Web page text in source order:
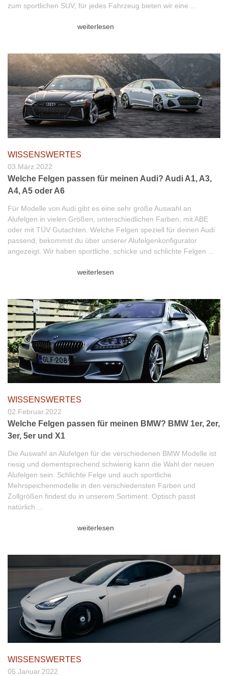
zum sportlichen SUV, für jedes Fahrzeug bieten wir eine ...
weiterlesen
WISSENSWERTES
03.März.2022
Welche Felgen passen für meinen Audi? Audi A1, A3,
A4, A5 oder A6
Für Modelle von Audi gibt es eine sehr große Auswahl an
Alufelgen in vielen Größen, unterschiedlichen Farben, mit ABE
oder mit TÜV Gutachten. Welche Felgen speziell für deinen Audi
passend, bekommst du über unserer Alufelgenkonfigurator
angezeigt. Wir haben sportliche, schicke und schlichte Felgen ...
weiterlesen
WISSENSWERTES
02.Februar.2022
Welche Felgen passen für meinen BMW? BMW 1er, 2er,
3er, 5er und X1
Die Auswahl an Alufelgen für die verschiedenen BMW Modelle ist
riesig und dementsprechend schwierig kann die Wahl der neuen
Alufelgen sein. Schlichte Felge und auch sportliche
Mehrspeichenmodelle in den verschiedensten Farben und
Zollgrößen findest du in unserem Sortiment. Optisch passt
natürlich ...
weiterlesen
WISSENSWERTES
05.Januar.2022